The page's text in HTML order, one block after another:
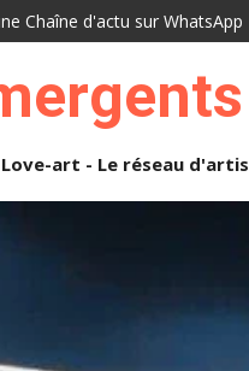
Chaîne d'actu sur WhatsApp
Love-art - Le réseau